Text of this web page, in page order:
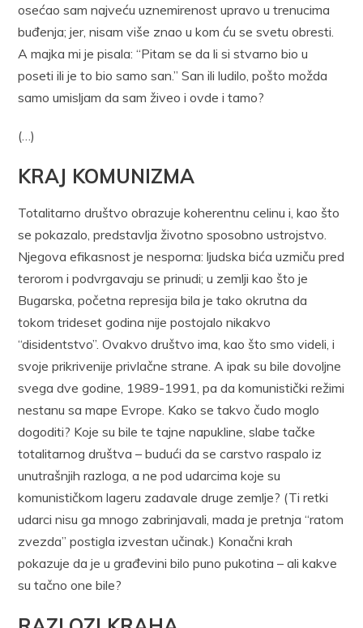
osećao sam najveću uznemirenost upravo u trenucima
buđenja; jer, nisam više znao u kom ću se svetu obresti.
A majka mi je pisala: “Pitam se da li si stvarno bio u
poseti ili je to bio samo san.” San ili ludilo, pošto možda
samo umisljam da sam živeo i ovde i tamo?
(…)
KRAJ KOMUNIZMA
Totalitarno društvo obrazuje koherentnu celinu i, kao što
se pokazalo, predstavlja životno sposobno ustrojstvo.
Njegova efikasnost je nesporna: ljudska bića uzmiču pred
terorom i podvrgavaju se prinudi; u zemlji kao što je
Bugarska, početna represija bila je tako okrutna da
tokom trideset godina nije postojalo nikakvo
“disidentstvo”. Ovakvo društvo ima, kao što smo videli, i
svoje prikrivenije privlačne strane. A ipak su bile dovoljne
svega dve godine, 1989-1991, pa da komunistički režimi
nestanu sa mape Evrope. Kako se takvo čudo moglo
dogoditi? Koje su bile te tajne napukline, slabe tačke
totalitarnog društva – budući da se carstvo raspalo iz
unutrašnjih razloga, a ne pod udarcima koje su
komunističkom lageru zadavale druge zemlje? (Ti retki
udarci nisu ga mnogo zabrinjavali, mada je pretnja “ratom
zvezda” postigla izvestan učinak.) Konačni krah
pokazuje da je u građevini bilo puno pukotina – ali kakve
su tačno one bile?